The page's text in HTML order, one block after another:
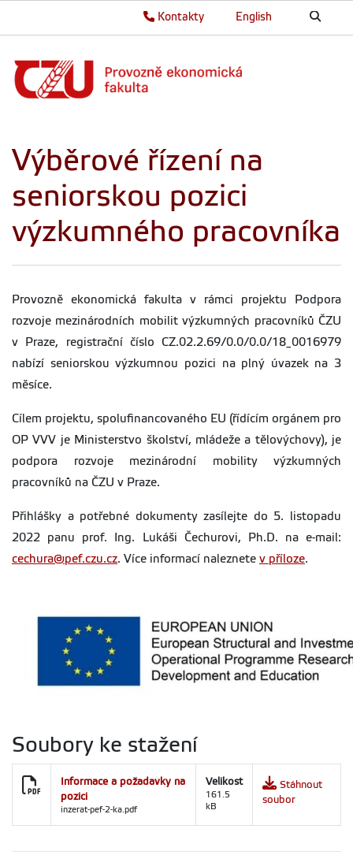
English
Kontakty
Výběrové řízení na
seniorskou pozici
výzkumného pracovníka
Provozně ekonomická fakulta v rámci projektu Podpora
rozvoje mezinárodních mobilit výzkumných pracovníků ČZU
v Praze, registrační číslo CZ.02.2.69/0.0/0.0/18_0016979
nabízí seniorskou výzkumnou pozici na plný úvazek na 3
měsíce.
Cílem projektu, spolufinancovaného EU (řídícím orgánem pro
OP VVV je Ministerstvo školství, mládeže a tělovýchovy), je
podpora rozvoje mezinárodní mobility výzkumných
pracovníků na ČZU v Praze.
Přihlášky a potřebné dokumenty zasílejte do 5. listopadu
2022 panu prof. Ing. Lukáši Čechurovi, Ph.D. na e-mail:
cechura@pef.czu.cz. Více informací naleznete v příloze.
Soubory ke stažení
Informace a požadavky na
pozici
inzerat-pef-2-ka.pdf
Velikost
161.5
kB
Stáhnout
soubor